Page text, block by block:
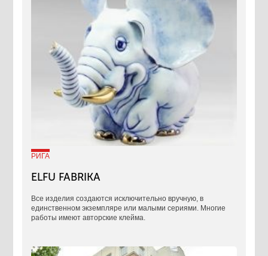
РИГА
ELFU FABRIKA
Все изделия создаются исключительно вручную, в
единственном экземпляре или малыми сериями. Многие
работы имеют авторские клейма.